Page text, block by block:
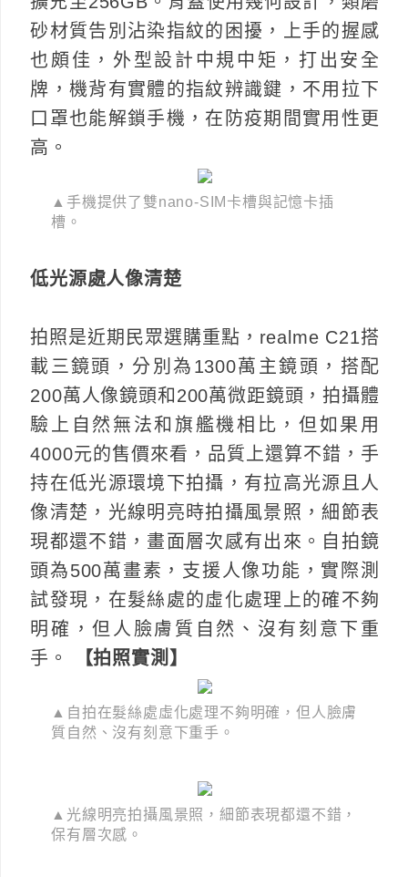
砂材質告別沾染指紋的困擾，上手的握感
也頗佳，外型設計中規中矩，打出安全
牌，機背有實體的指紋辨識鍵，不用拉下
口罩也能解鎖手機，在防疫期間實用性更
高。
▲手機提供了雙nano-SIM卡槽與記憶卡插
槽。
低光源處人像清楚
拍照是近期民眾選購重點，realme C21搭
載三鏡頭，分別為1300萬主鏡頭，搭配
200萬人像鏡頭和200萬微距鏡頭，拍攝體
驗上自然無法和旗艦機相比，但如果用
4000元的售價來看，品質上還算不錯，手
持在低光源環境下拍攝，有拉高光源且人
像清楚，光線明亮時拍攝風景照，細節表
現都還不錯，畫面層次感有出來。自拍鏡
頭為500萬畫素，支援人像功能，實際測
試發現，在髮絲處的虛化處理上的確不夠
明確，但人臉膚質自然、沒有刻意下重
手。
【拍照實測】
▲自拍在髮絲處虛化處理不夠明確，但人臉膚
質自然、沒有刻意下重手。
▲光線明亮拍攝風景照，細節表現都還不錯，
保有層次感。